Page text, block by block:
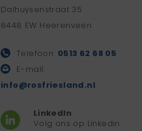
Dalhuysenstraat 35
8448 EW Heerenveen
Telefoon: 0513 62 68 05
E-mail:
info@rosfriesland.nl
LinkedIn
Volg ons op Linkedin